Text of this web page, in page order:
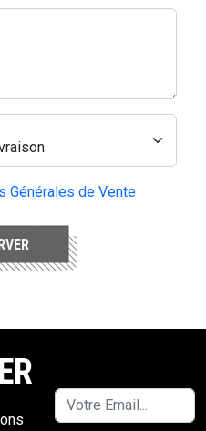
Générales de Vente